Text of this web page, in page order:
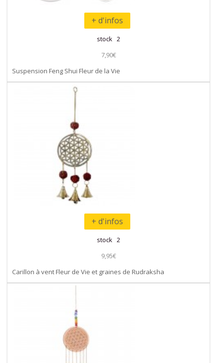
+ d'infos
stock 2
7,90€
Suspension Feng Shui Fleur de la Vie
+ d'infos
stock 2
9,95€
Carillon à vent Fleur de Vie et graines de Rudraksha